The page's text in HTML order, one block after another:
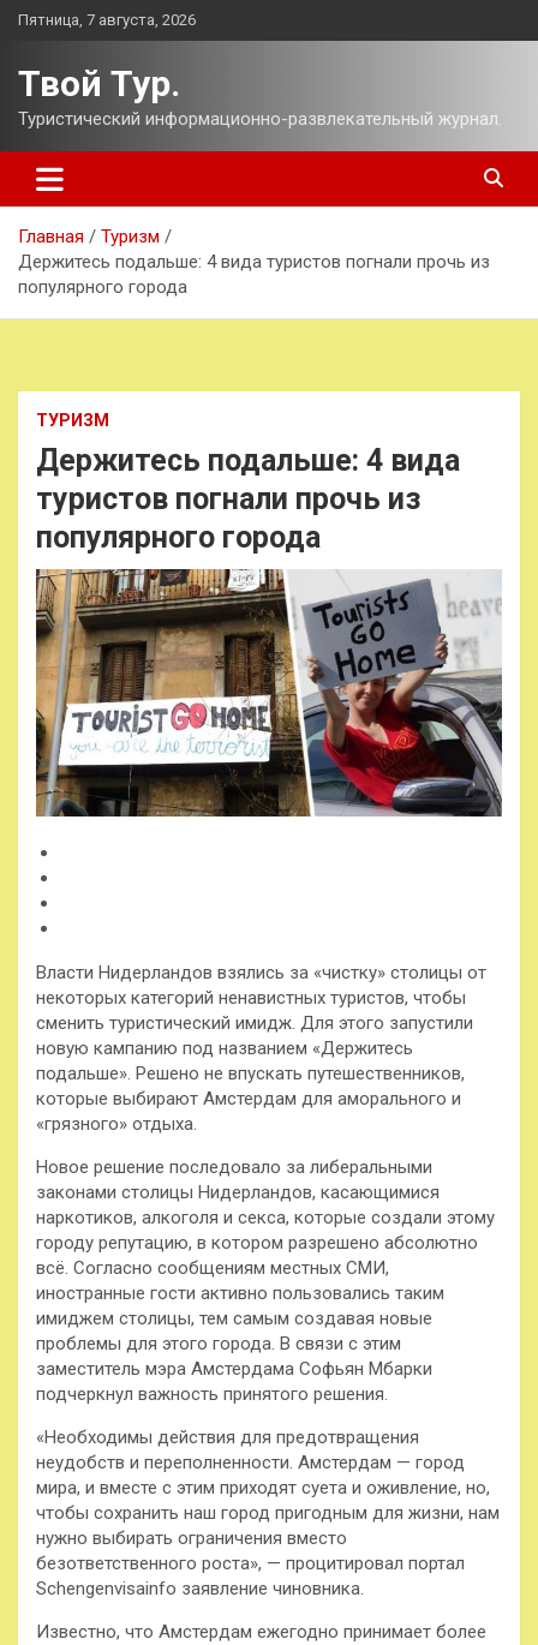
Перейти
Пятница, 7 августа, 2026
Твой Тур.
Туристический информационно-развлекательный журнал.
Главная
Туризм
Держитесь подальше: 4 вида туристов погнали прочь из
популярного города
ТУРИЗМ
Держитесь подальше: 4 вида
туристов погнали прочь из
популярного города
Власти Нидерландов взялись за «чистку» столицы от
некоторых категорий ненавистных туристов, чтобы
сменить туристический имидж. Для этого запустили
новую кампанию под названием «Держитесь
подальше». Решено не впускать путешественников,
которые выбирают Амстердам для аморального и
«грязного» отдыха.
Новое решение последовало за либеральными
законами столицы Нидерландов, касающимися
наркотиков, алкоголя и секса, которые создали этому
городу репутацию, в котором разрешено абсолютно
всё. Согласно сообщениям местных СМИ,
иностранные гости активно пользовались таким
имиджем столицы, тем самым создавая новые
проблемы для этого города. В связи с этим
заместитель мэра Амстердама Софьян Мбарки
подчеркнул важность принятого решения.
«Необходимы действия для предотвращения
неудобств и переполненности. Амстердам — город
мира, и вместе с этим приходят суета и оживление, но,
чтобы сохранить наш город пригодным для жизни, нам
нужно выбирать ограничения вместо
безответственного роста», — процитировал портал
Schengenvisainfo заявление чиновника.
Известно, что Амстердам ежегодно принимает более